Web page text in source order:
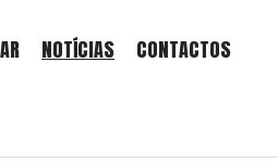
NOTÍCIAS
CONTACTOS